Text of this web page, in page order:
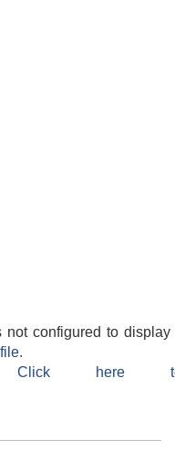
not configured to
Click here